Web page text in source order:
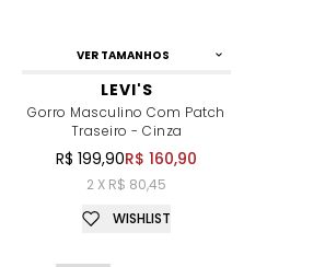
VER TAMANHOS
LEVI'S
Gorro Masculino Com Patch
Traseiro - Cinza
R$ 199,90R$ 160,90
2 X R$ 80,45
WISHLIST